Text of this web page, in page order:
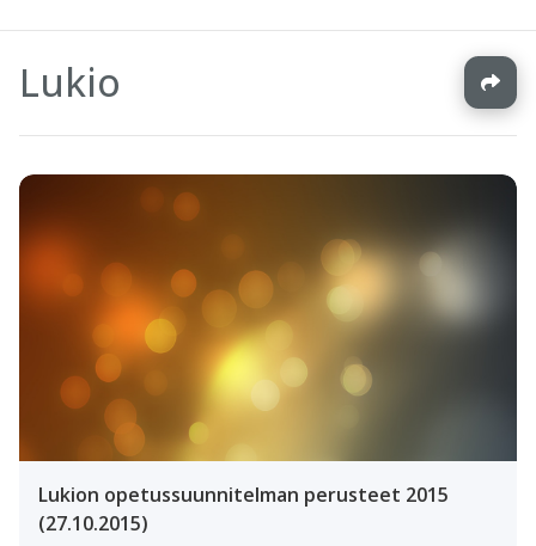
Lukio
Lukion opetussuunnitelman perusteet 2015
(27.10.2015)